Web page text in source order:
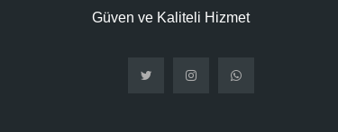
Güven ve Kaliteli Hizmet